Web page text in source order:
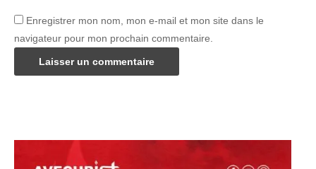
Enregistrer mon nom, mon e-mail et mon site dans le
navigateur pour mon prochain commentaire.